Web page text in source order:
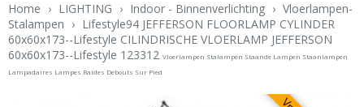
Home › LIGHTING › Indoor - Binnenverlichting › Vloerlampen-
Stalampen › Lifestyle94 JEFFERSON FLOORLAMP CYLINDER
60x60x173--Lifestyle CILINDRISCHE VLOERLAMP JEFFERSON
60x60x173--Lifestyle 123312 Vloerlampen Stalampen Staande Lampen Staanlampen
Lampadaires Lampes Raides Debouts Sur Pied